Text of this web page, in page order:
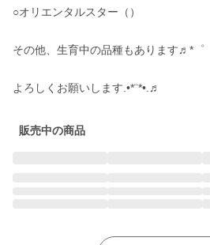
○オリエンタルスター（）
その他、生育中の品種もあります♬*゜
よろしくお願いします.•*¨*•.♬
販売中の商品